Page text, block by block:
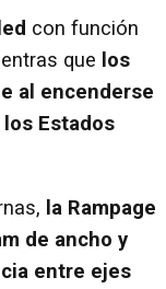
con función
que los
al encenderse
Estados
la Rampage
de ancho y
entre ejes